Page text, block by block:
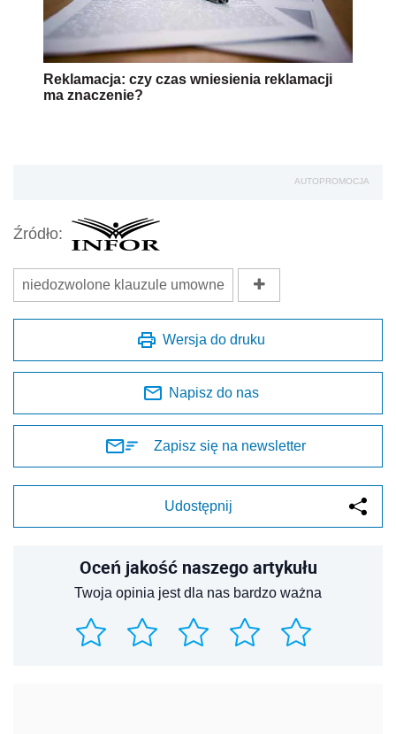
Reklamacja: czy czas wniesienia reklamacji
ma znaczenie?
AUTOPROMOCJA
Źródło:
niedozwolone klauzule umowne
Wersja do druku
Napisz do nas
Zapisz się na newsletter
Udostępnij
Oceń jakość naszego artykułu
Twoja opinia jest dla nas bardzo ważna